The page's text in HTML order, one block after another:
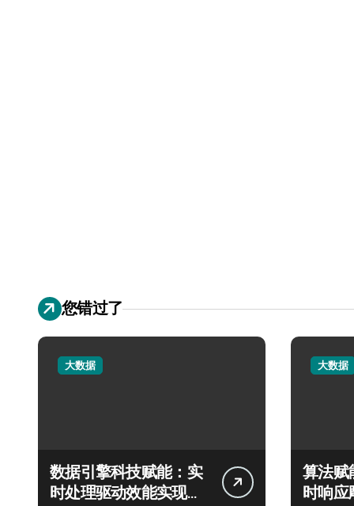
您错过了
大数据
数据引擎科技赋能：实
时处理驱动效能实现飞
大数据
算法赋
时响应